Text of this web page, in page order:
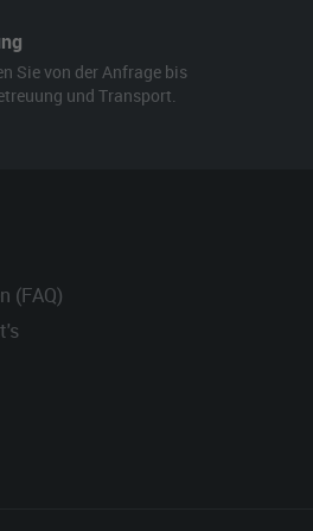
Sie von der Anfrage bis
und Transport.
(FAQ)